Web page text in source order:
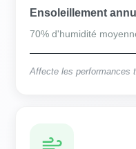
Ensoleillement
70% d'humidité
Affecte les performances